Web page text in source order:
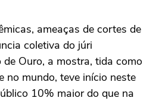
ameaças de cortes de
coletiva do júri
de Ouro, a mostra, tida como
no mundo, teve início neste
10% maior do que na